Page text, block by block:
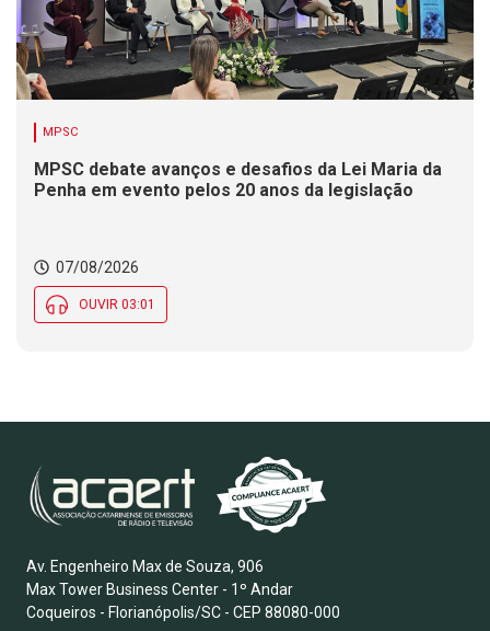
MPSC
MPSC debate avanços e desafios da Lei Maria da
Penha em evento pelos 20 anos da legislação
07/08/2026
OUVIR 03:01
Av. Engenheiro Max de Souza, 906
Max Tower Business Center - 1º Andar
Coqueiros - Florianópolis/SC - CEP 88080-000